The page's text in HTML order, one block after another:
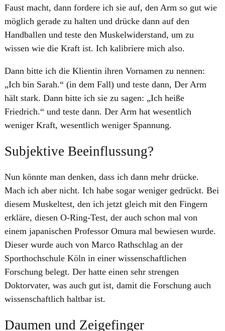
Faust macht, dann fordere ich sie auf, den Arm so gut wie
möglich gerade zu halten und drücke dann auf den
Handballen und teste den Muskelwiderstand, um zu
wissen wie die Kraft ist. Ich kalibriere mich also.
Dann bitte ich die Klientin ihren Vornamen zu nennen:
„Ich bin Sarah.“ (in dem Fall) und teste dann, Der Arm
hält stark. Dann bitte ich sie zu sagen: „Ich heiße
Friedrich.“ und teste dann. Der Arm hat wesentlich
weniger Kraft, wesentlich weniger Spannung.
​Subjektive Beeinflussung?
Nun könnte man denken, dass ich dann mehr drücke.
Mach ich aber nicht. Ich habe sogar weniger gedrückt. Bei
diesem Muskeltest, den ich jetzt gleich mit den Fingern
erkläre, diesen O-Ring-Test, der auch schon mal von
einem japanischen Professor Omura mal bewiesen wurde.
Dieser wurde auch von Marco Rathschlag an der
Sporthochschule Köln in einer wissenschaftlichen
Forschung belegt. Der hatte einen sehr strengen
Doktorvater, was auch gut ist, damit die Forschung auch
wissenschaftlich haltbar ist.
Daumen und Zeigefinger